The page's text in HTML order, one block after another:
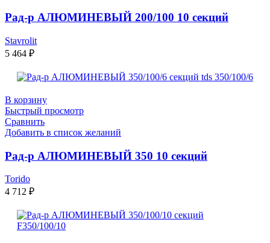
Рад-р АЛЮМИНЕВЫЙ 200/100 10 секций
Stavrolit
5 464 ₽
В корзину
Быстрый просмотр
Сравнить
Добавить в список желаний
Рад-р АЛЮМИНЕВЫЙ 350 10 секций
Torido
4 712 ₽